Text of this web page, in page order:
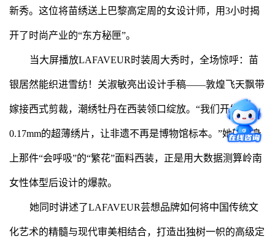
新秀。这位将苗绣送上巴黎高定周的女设计师，用3小时揭
开了时尚产业的“东方秘匣”。
当大屏播放LAFAVEUR时装周大秀时，全场惊呼：苗
银居然能织进雪纺！关淑敏亮出设计手稿——敦煌飞天飘带
嫁接西式剪裁，潮绣牡丹在西装领口绽放。“我们开发了
0.17mm的超薄绣片，让非遗不再是博物馆标本。”她轻抚身
上那件“会呼吸”的“繁花”面料西装，正是用大数据测算岭南
女性体型后设计的爆款。
她同时讲述了LAFAVEUR芸想品牌如何将中国传统文
化艺术的精髓与现代审美相结合，打造出独树一帜的高级定